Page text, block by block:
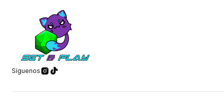
Síguenos